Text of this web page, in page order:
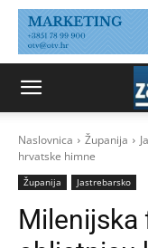
Naslovnica Županija
hrvatske himne
Županija Jastrebarsko
Milenijska